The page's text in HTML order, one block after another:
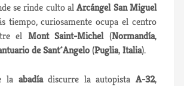
se rinde culto alArcángel San Miguel
tiempo, curiosamente ocupa el centro
el Mont Saint-Michel(Normandía,
de Sant´Angelo(Puglia,Italia).
la abadíadiscurre la autopista A-32,